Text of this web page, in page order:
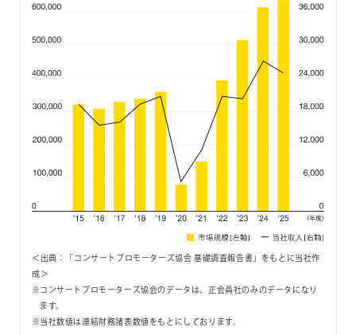
＜出典：「コンサートプロモーターズ協会 基礎調査報告書」をもとに当社作
成＞
コンサートプロモーターズ協会のデータは、正会員社のみのデータになり
ます。
当社数値は連結財務諸表数値をもとにしております。